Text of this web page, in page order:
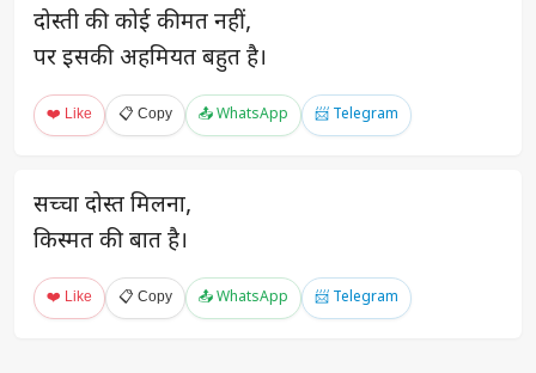
दोस्ती की कोई कीमत नहीं,
पर इसकी अहमियत बहुत है।
❤️ Like 📋 Copy 📤 WhatsApp 📨 Telegram
सच्चा दोस्त मिलना,
किस्मत की बात है।
❤️ Like 📋 Copy 📤 WhatsApp 📨 Telegram